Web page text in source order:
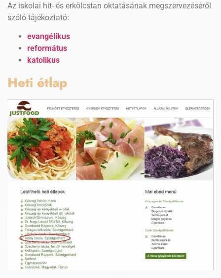
Az iskolai hit- és erkölcstan oktatásának megszervezéséről
szóló tájékoztató:
evangélikus
református
katolikus
Heti étlap